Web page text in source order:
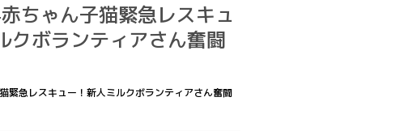
ちゃん子猫緊急レスキュ
クボランティアさん奮闘
急レスキュー！新人ミルクボランティアさん奮闘